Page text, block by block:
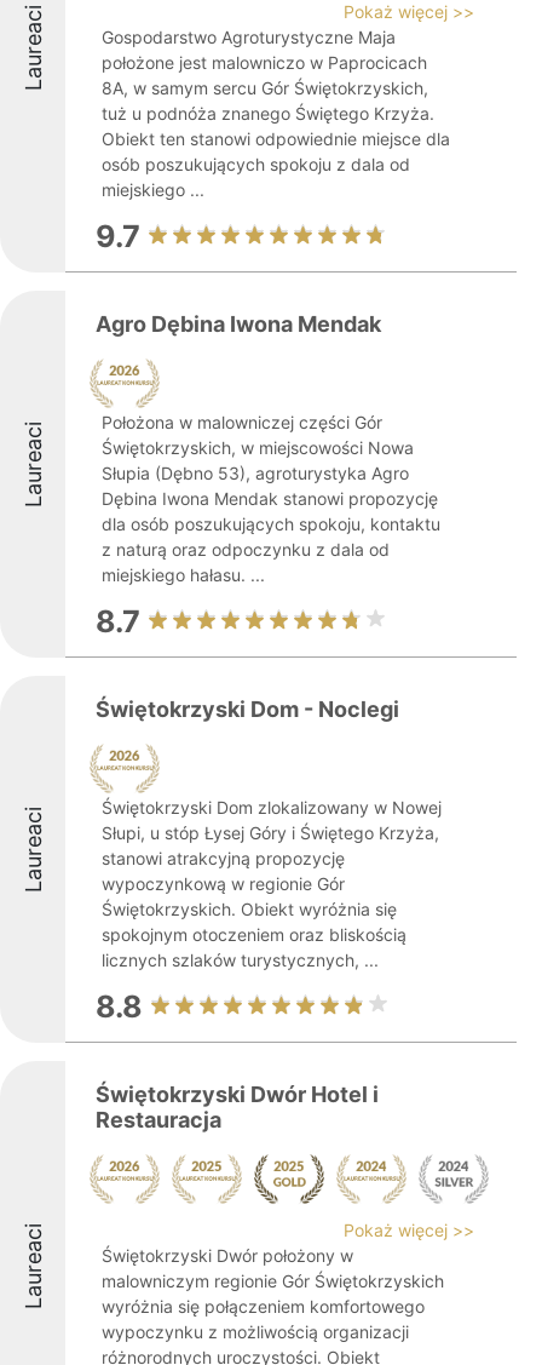
Laureaci
Pokaż więcej >>
Gospodarstwo Agroturystyczne Maja
położone jest malowniczo w Paprocicach
8A, w samym sercu Gór Świętokrzyskich,
tuż u podnóża znanego Świętego Krzyża.
Obiekt ten stanowi odpowiednie miejsce dla
osób poszukujących spokoju z dala od
miejskiego ...
9.7
Laureaci
Agro Dębina Iwona Mendak
Położona w malowniczej części Gór
Świętokrzyskich, w miejscowości Nowa
Słupia (Dębno 53), agroturystyka Agro
Dębina Iwona Mendak stanowi propozycję
dla osób poszukujących spokoju, kontaktu
z naturą oraz odpoczynku z dala od
miejskiego hałasu. ...
8.7
Laureaci
Świętokrzyski Dom - Noclegi
Świętokrzyski Dom zlokalizowany w Nowej
Słupi, u stóp Łysej Góry i Świętego Krzyża,
stanowi atrakcyjną propozycję
wypoczynkową w regionie Gór
Świętokrzyskich. Obiekt wyróżnia się
spokojnym otoczeniem oraz bliskością
licznych szlaków turystycznych, ...
8.8
Laureaci
Świętokrzyski Dwór Hotel i
Restauracja
Pokaż więcej >>
Świętokrzyski Dwór położony w
malowniczym regionie Gór Świętokrzyskich
wyróżnia się połączeniem komfortowego
wypoczynku z możliwością organizacji
różnorodnych uroczystości. Obiekt